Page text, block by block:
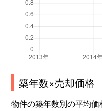
築年数×売却価格
物件の築年数別の平均価